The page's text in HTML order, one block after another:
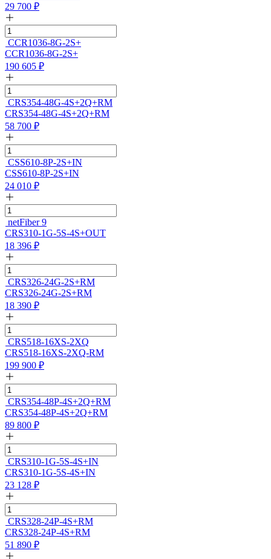
29 700 ₽
CCR1036-8G-2S+
CCR1036-8G-2S+
190 605 ₽
CRS354-48G-4S+2Q+RM
CRS354-48G-4S+2Q+RM
58 700 ₽
CSS610-8P-2S+IN
CSS610-8P-2S+IN
24 010 ₽
netFiber 9
CRS310-1G-5S-4S+OUT
18 396 ₽
CRS326-24G-2S+RM
CRS326-24G-2S+RM
18 390 ₽
CRS518-16XS-2XQ
CRS518-16XS-2XQ-RM
199 900 ₽
CRS354-48P-4S+2Q+RM
CRS354-48P-4S+2Q+RM
89 800 ₽
CRS310-1G-5S-4S+IN
CRS310-1G-5S-4S+IN
23 128 ₽
CRS328-24P-4S+RM
CRS328-24P-4S+RM
51 890 ₽